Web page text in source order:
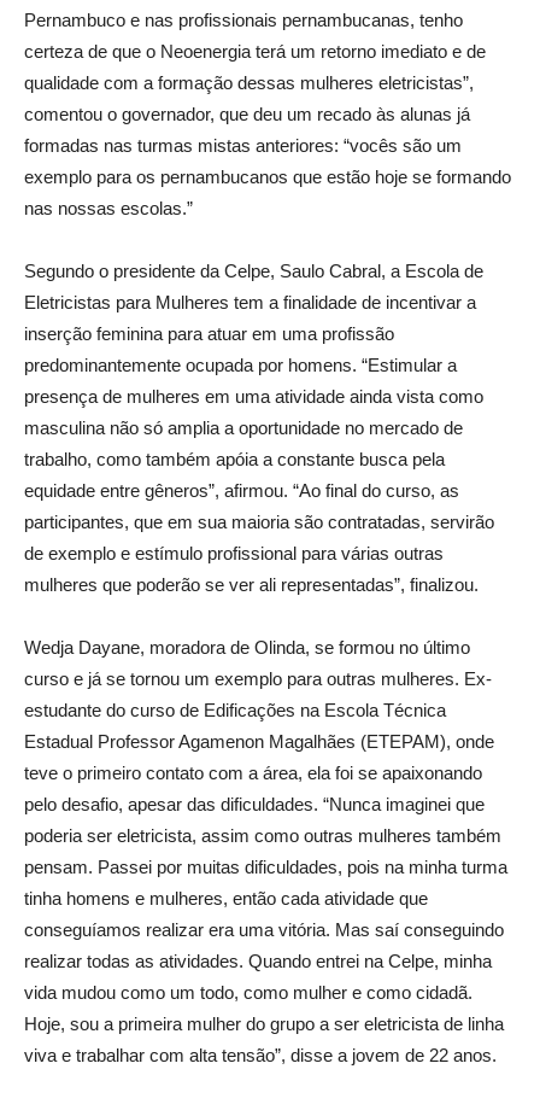
Pernambuco e nas profissionais pernambucanas, tenho
certeza de que o Neoenergia terá um retorno imediato e de
qualidade com a formação dessas mulheres eletricistas”,
comentou o governador, que deu um recado às alunas já
formadas nas turmas mistas anteriores: “vocês são um
exemplo para os pernambucanos que estão hoje se formando
nas nossas escolas.”
Segundo o presidente da Celpe, Saulo Cabral, a Escola de
Eletricistas para Mulheres tem a finalidade de incentivar a
inserção feminina para atuar em uma profissão
predominantemente ocupada por homens. “Estimular a
presença de mulheres em uma atividade ainda vista como
masculina não só amplia a oportunidade no mercado de
trabalho, como também apóia a constante busca pela
equidade entre gêneros”, afirmou. “Ao final do curso, as
participantes, que em sua maioria são contratadas, servirão
de exemplo e estímulo profissional para várias outras
mulheres que poderão se ver ali representadas”, finalizou.
Wedja Dayane, moradora de Olinda, se formou no último
curso e já se tornou um exemplo para outras mulheres. Ex-
estudante do curso de Edificações na Escola Técnica
Estadual Professor Agamenon Magalhães (ETEPAM), onde
teve o primeiro contato com a área, ela foi se apaixonando
pelo desafio, apesar das dificuldades. “Nunca imaginei que
poderia ser eletricista, assim como outras mulheres também
pensam. Passei por muitas dificuldades, pois na minha turma
tinha homens e mulheres, então cada atividade que
conseguíamos realizar era uma vitória. Mas saí conseguindo
realizar todas as atividades. Quando entrei na Celpe, minha
vida mudou como um todo, como mulher e como cidadã.
Hoje, sou a primeira mulher do grupo a ser eletricista de linha
viva e trabalhar com alta tensão”, disse a jovem de 22 anos.